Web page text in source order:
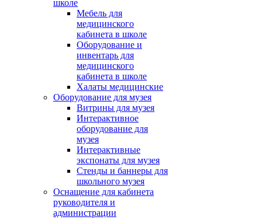
школе
Мебель для
медицинского
кабинета в школе
Оборудование и
инвентарь для
медицинского
кабинета в школе
Халаты медицинские
Оборудование для музея
Витрины для музея
Интерактивное
оборудование для
музея
Интерактивные
экспонаты для музея
Стенды и баннеры для
школьного музея
Оснащение для кабинета
руководителя и
администрации